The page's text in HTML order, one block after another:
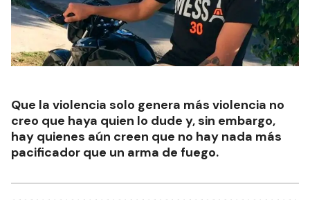
Que la violencia solo genera más violencia no
creo que haya quien lo dude y, sin embargo,
hay quienes aún creen que no hay nada más
pacificador que un arma de fuego.